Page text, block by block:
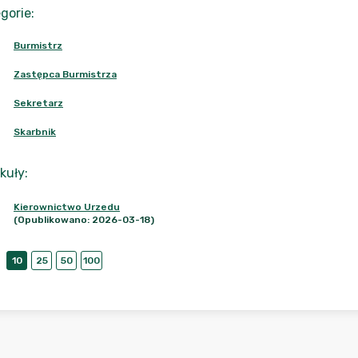
:
Burmistrz
Zastępca Burmistrza
Sekretarz
Skarbnik
:
Kierownictwo Urzedu
(Opublikowano: 2026-03-18)
10 25 50 100